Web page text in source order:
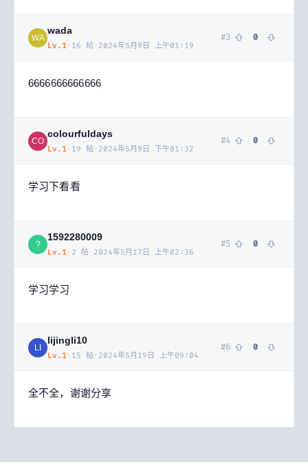
WA
wada
Lv. 1 · 16 帖 · 2024年5月9日 上午01:19
#3 0
6666666666666
CO
colourfuldays
Lv. 1 · 19 帖 · 2024年5月9日 下午01:32
#4 0
学习下看看
?
1592280009
Lv. 1 · 2 帖 · 2024年5月17日 上午02:36
#5 0
学习学习
LI
lijingli10
Lv. 1 · 15 帖 · 2024年5月19日 上午09:04
#6 0
全不全，谢谢分享